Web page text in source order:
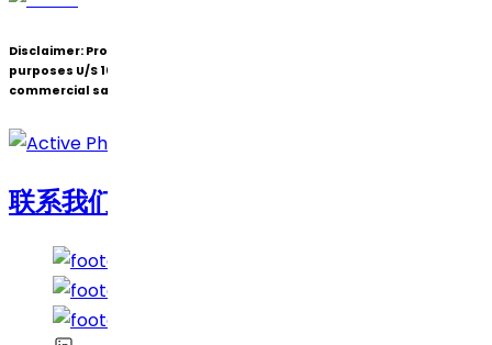
Disclaimer: Products under patent(s) are offered only for R&D
purposes U/S 107A of the Patents Act (Bolar Exemption) and not for
commercial sale.
联系我们